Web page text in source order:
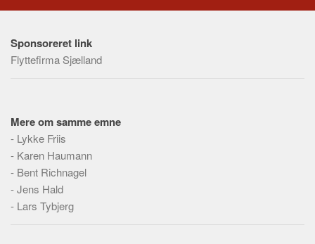
Sponsoreret link
Flyttefirma Sjælland
Mere om samme emne
- Lykke Friis
- Karen Haumann
- Bent Richnagel
-Jens Hald
- Lars Tybjerg